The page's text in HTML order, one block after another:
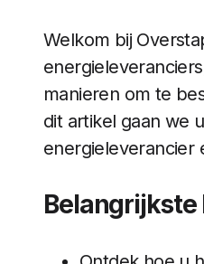
Welkom bij
manieren om te
dit artikel gaan we
energieleverancier